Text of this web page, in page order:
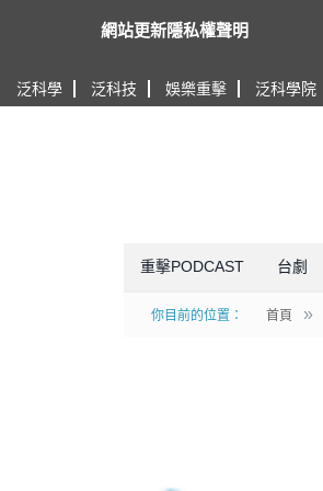
泛科學 泛科技 娛樂重擊 泛科學院
重擊PODCAST 台劇
你目前的位置： 首頁 »
網站更新隱私權聲明